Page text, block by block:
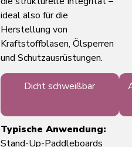
ideal also für die
Herstellung von
Kraftstoffblasen, Ölsperren
und Schutzausrüstungen.
Dicht schweißbar
Typische Anwendung:
Stand-Up-Paddleboards